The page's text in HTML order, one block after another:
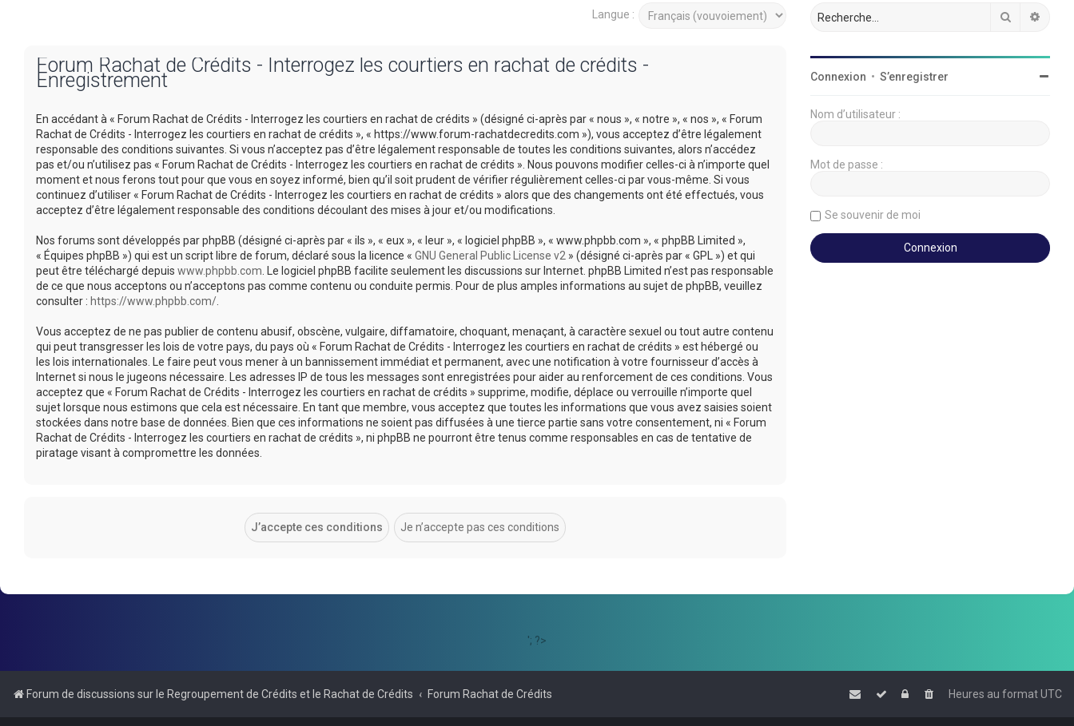
Langue :
Forum Rachat de Crédits - Interrogez les courtiers en rachat de crédits -
Enregistrement
En accédant à « Forum Rachat de Crédits - Interrogez les courtiers en rachat de crédits » (désigné ci-après par « nous », « notre », « nos », « Forum
Rachat de Crédits - Interrogez les courtiers en rachat de crédits », « https://www.forum-rachatdecredits.com »), vous acceptez d’être légalement
responsable des conditions suivantes. Si vous n’acceptez pas d’être légalement responsable de toutes les conditions suivantes, alors n’accédez
pas et/ou n’utilisez pas « Forum Rachat de Crédits - Interrogez les courtiers en rachat de crédits ». Nous pouvons modifier celles-ci à n’importe quel
moment et nous ferons tout pour que vous en soyez informé, bien qu’il soit prudent de vérifier régulièrement celles-ci par vous-même. Si vous
continuez d’utiliser « Forum Rachat de Crédits - Interrogez les courtiers en rachat de crédits » alors que des changements ont été effectués, vous
acceptez d’être légalement responsable des conditions découlant des mises à jour et/ou modifications.
Nos forums sont développés par phpBB (désigné ci-après par « ils », « eux », « leur », « logiciel phpBB », « www.phpbb.com », « phpBB Limited »,
« Équipes phpBB ») qui est un script libre de forum, déclaré sous la licence « GNU General Public License v2 » (désigné ci-après par « GPL ») et qui
peut être téléchargé depuis www.phpbb.com . Le logiciel phpBB facilite seulement les discussions sur Internet. phpBB Limited n’est pas responsable
de ce que nous acceptons ou n’acceptons pas comme contenu ou conduite permis. Pour de plus amples informations au sujet de phpBB, veuillez
consulter : https://www.phpbb.com/
Vous acceptez de ne pas publier de contenu abusif, obscène, vulgaire, diffamatoire, choquant, menaçant, à caractère sexuel ou tout autre contenu
qui peut transgresser les lois de votre pays, du pays où « Forum Rachat de Crédits - Interrogez les courtiers en rachat de crédits » est hébergé ou
les lois internationales. Le faire peut vous mener à un bannissement immédiat et permanent, avec une notification à votre fournisseur d’accès à
Internet si nous le jugeons nécessaire. Les adresses IP de tous les messages sont enregistrées pour aider au renforcement de ces conditions. Vous
acceptez que « Forum Rachat de Crédits - Interrogez les courtiers en rachat de crédits » supprime, modifie, déplace ou verrouille n’importe quel
sujet lorsque nous estimons que cela est nécessaire. En tant que membre, vous acceptez que toutes les informations que vous avez saisies soient
stockées dans notre base de données. Bien que ces informations ne soient pas diffusées à une tierce partie sans votre consentement, ni « Forum
Rachat de Crédits - Interrogez les courtiers en rachat de crédits », ni phpBB ne pourront être tenus comme responsables en cas de tentative de
piratage visant à compromettre les données.
Rechercher
Connexion • S’enregistrer
Nom d’utilisateur :
Mot de passe :
Se souvenir de moi
'; ?>
Forum de discussions sur le Regroupement de Crédits et le Rachat de Crédits Forum Rachat de Crédits Heures au formatUTC